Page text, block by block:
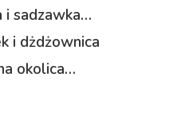
i sadzawka…
i dżdżownica
okolica…